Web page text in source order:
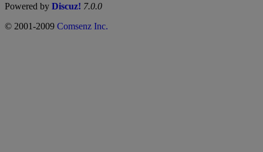
Powered by Discuz! 7.0.0
© 2001-2009 Comsenz Inc.